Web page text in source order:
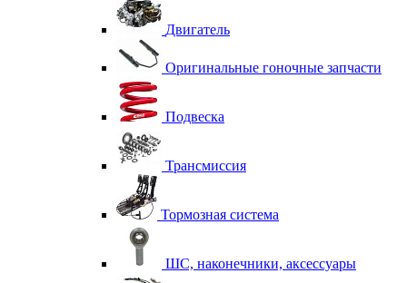
Двигатель
Оригинальные гоночные запчасти
Подвеска
Трансмиссия
Тормозная система
ШС, наконечники, аксессуары